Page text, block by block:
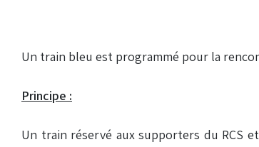
Un train bleu est programmé pour la
Principe :
Un train réservé aux supporters du RCS